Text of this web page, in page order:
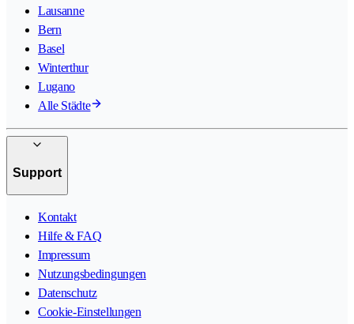
Lausanne
Bern
Basel
Winterthur
Lugano
Alle Städte
Support
Kontakt
Hilfe & FAQ
Impressum
Nutzungsbedingungen
Datenschutz
Cookie-Einstellungen